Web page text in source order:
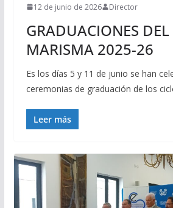
12 de junio de 2026 Director
GRADUACIONES DEL
MARISMA 2025-26
Es los días 5 y 11 de junio se han
ceremonias de graduación de los
Leer más